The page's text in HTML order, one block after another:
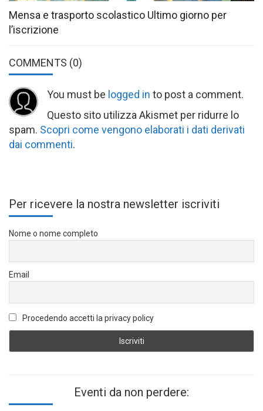
Mensa e trasporto scolastico Ultimo giorno per
l’iscrizione
COMMENTS (0)
You must be logged in to post a comment.
Questo sito utilizza Akismet per ridurre lo
spam. Scopri come vengono elaborati i dati derivati
dai commenti.
Per ricevere la nostra newsletter iscriviti
Nome o nome completo
Email
Procedendo accetti la privacy policy
Eventi da non perdere: